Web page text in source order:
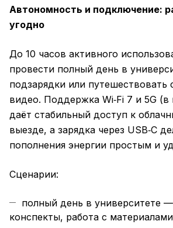
Автономность и подключение:
угодно
До 10 часов активного
провести полный день в
подзарядки или
видео. Поддержка Wi‑Fi 7 и 5G (в
даёт стабильный доступ к
выезде, а зарядка через USB‑C
пополнения энергии простым и
Сценарии:
полный день в университете
конспекты, работа с